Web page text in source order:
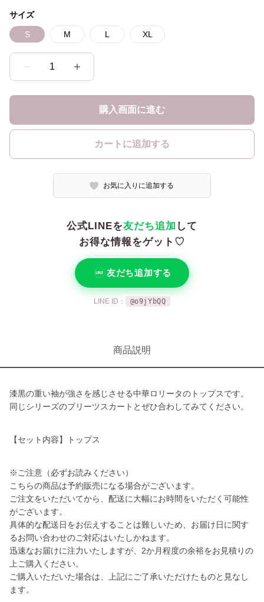
サイズ
S M L XL
1
購入画面に進む
カートに追加する
お気に入りに追加する
公式LINEを友だち追加 して
お得な情報をゲット♡
友だち追加する
LINE ID： @o9jYbQQ
商品説明
漆黒の重い袖が強さを感じさせる中華ロリータのトップスです。
同じシリーズのプリーツスカートとぜひ合わしてみてください。
【セット内容】トップス
※ご注意（必ずお読みください）
こちらの商品は予約販売になる場合がございます。
ご注文をいただいてから、配送に大幅にお時間をいただく可能性
がございます。
具体的な配送日をお伝えすることは難しいため、お届け日に関す
るお問い合わせのご対応はいたしかねます。
迅速なお届けに注力いたしますが、2か月程度の余裕をお見積りの
上ご購入ください。
ご購入いただいた場合は、上記にご了承いただけたものと見なし
ます。